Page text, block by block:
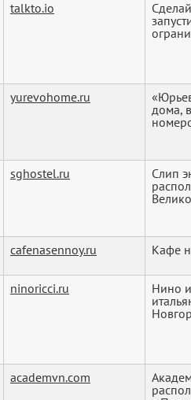
talkto.io
yurevohome.ru
дома,
sghostel.ru
Слип
cafenasennoy.ru Кафе
ninoricci.ru
Нино
academvn.com